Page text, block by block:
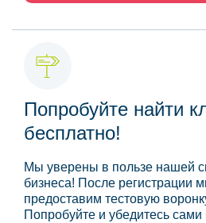
Попробуйте найти
бесплатно!
Мы уверены в пользе нашей
бизнеса! После регистрации
предоставим тестовую
Попробуйте и убедитесь